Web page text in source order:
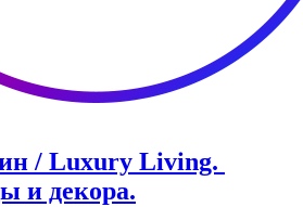
/ Luxury Living.
и декора.